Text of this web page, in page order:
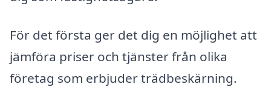
För det första ger det dig en möjlighet att
jämföra priser och tjänster från olika
företag som erbjuder trädbeskärning.